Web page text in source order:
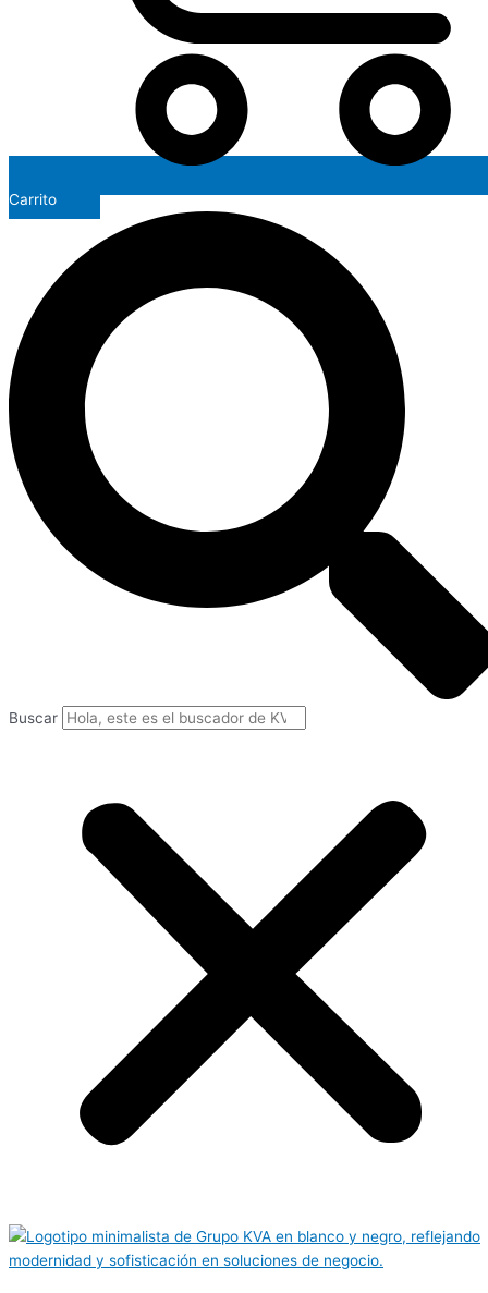
Carrito
Buscar